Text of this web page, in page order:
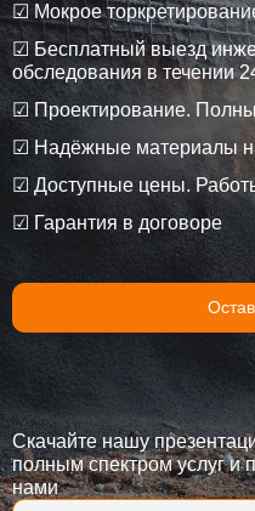
☑ Мокрое
☑ Бесплатный выезд
обследования в течении
☑ Проектирование.
☑ Надёжные материалы
☑ Доступные цены.
☑ Гарантия в договоре
Скачайте нашу
полным спектром услуг и
нами